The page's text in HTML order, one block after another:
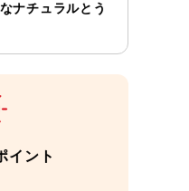
ナチュラルとう
イント